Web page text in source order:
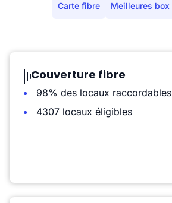
Carte fibre Meilleures box
Couverture fibre
98% des locaux raccordables
4307 locaux éligibles